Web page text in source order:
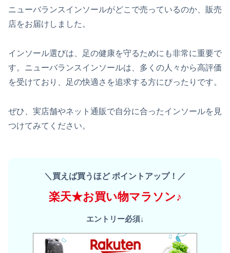
ニューバランスインソールがどこで売っているのか、販売
店をお届けしました。
インソール選びは、足の健康を守るためにも非常に重要で
す。ニューバランスインソールは、多くの人々から高評価
を受けており、足の快適さを追求する方にぴったりです。
ぜひ、実店舗やネット通販で自分に合ったインソールを見
つけてみてください。
＼買えば買うほど ポイントアップ！／
楽天★お買い物マラソン♪
エントリー必須↓